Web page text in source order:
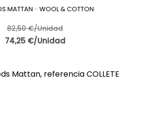
MATTAN - WOOL & COTTON
82,50 €/Unidad
74,25 €/Unidad